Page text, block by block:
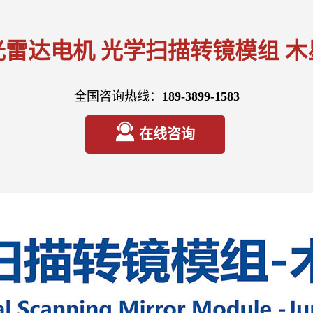
雷达电机 光学扫描转镜模组 木
全国咨询热线： 189-3899-1583
在线咨询